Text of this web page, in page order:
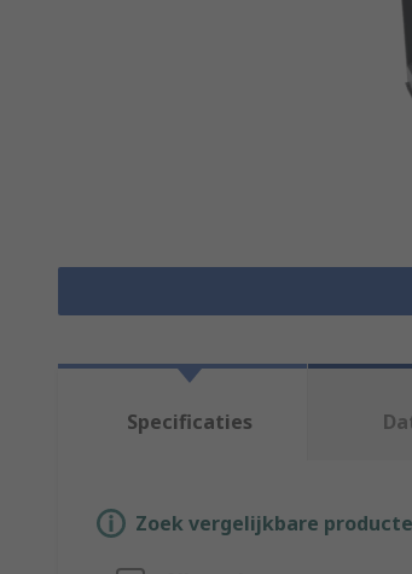
Specificaties
Zoek vergelijkbare